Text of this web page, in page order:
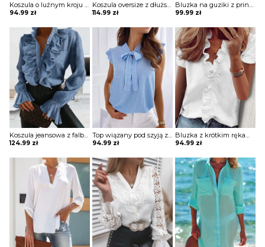
Koszula o luźnym kroju z szerokimi rękawami
94.99 zł
Koszula oversize z dłuższym tyłem
114.99 zł
Bluzka na guziki z printem z szerokimi rękawami
99.99 zł
Koszula jeansowa z falbankami
124.99 zł
Top wiązany pod szyją z falbankami przy rękawach
94.99 zł
Bluzka z krótkim rękawem z falbanką na przodzie
94.99 zł